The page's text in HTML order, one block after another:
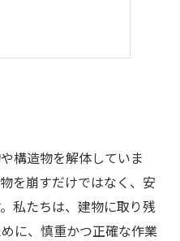
構造物を解体していま
を崩すだけではなく、安
私たちは、建物に取り残
に、慎重かつ正確な作業